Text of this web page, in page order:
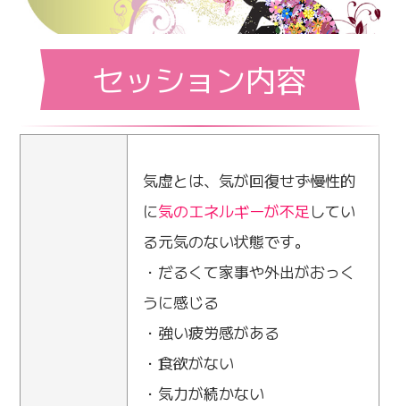
セッション内容
気虚とは、気が回復せず慢性的
に気のエネルギーが不足してい
る元気のない状態です。
・だるくて家事や外出がおっく
うに感じる
・強い疲労感がある
・食欲がない
・気力が続かない